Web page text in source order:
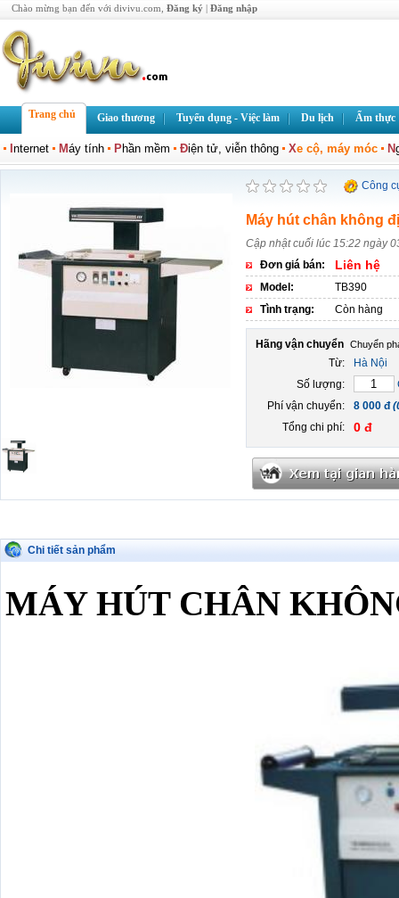
Chào mừng bạn đến với divivu.com, Đăng ký | Đăng nhập
Trang chủ Giao thương Tuyển dụng - Việc làm Du lịch Ẩm thực
nternet Máy tính Phần mềm Điện tử, viễn thông Xe cộ, máy móc N
Công
Máy hút chân không
Cập nhật cuối lúc 15:22 ngày
Đơn giá bán:
Liên hệ
Model:
TB390
Tình trạng:
Còn hàng
Hãng vận chuyển
Từ:
Hà Nội
Số lượng:
Phí vận chuyển:
8 000 đ
Tổng chi phí:
0 đ
Chi tiết sản phẩm
MÁY HÚT CHÂN